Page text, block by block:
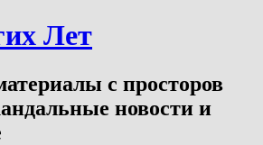
Лет
с просторов
новости и